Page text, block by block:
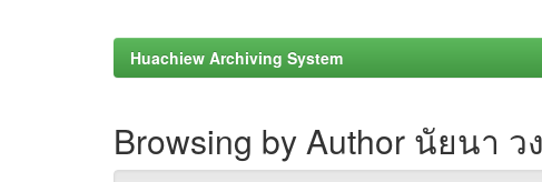
Huachiew Archiving System
Browsing by Author นัยนา